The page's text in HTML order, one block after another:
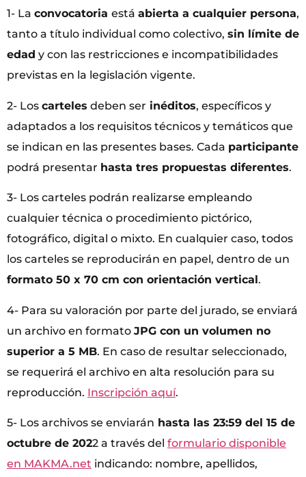
1- La convocatoria está abierta a cualquier persona,
tanto a título individual como colectivo, sin límite de
edad y con las restricciones e incompatibilidades
previstas en la legislación vigente.
2- Los carteles deben ser inéditos, específicos y
adaptados a los requisitos técnicos y temáticos que
se indican en las presentes bases. Cada participante
podrá presentar hasta tres propuestas diferentes.
3- Los carteles podrán realizarse empleando
cualquier técnica o procedimiento pictórico,
fotográfico, digital o mixto. En cualquier caso, todos
los carteles se reproducirán en papel, dentro de un
formato 50 x 70 cm con orientación vertical.
4- Para su valoración por parte del jurado, se enviará
un archivo en formato JPG con un volumen no
superior a 5 MB. En caso de resultar seleccionado,
se requerirá el archivo en alta resolución para su
reproducción. Inscripción aquí.
5- Los archivos se enviarán hasta las 23:59 del 15 de
octubre de 2022 a través del formulario disponible
en MAKMA.net indicando: nombre, apellidos,